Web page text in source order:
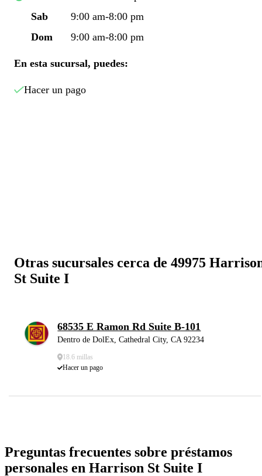
Sab
9:00 am-8:00 pm
Dom
9:00 am-8:00 pm
En esta sucursal, puedes:
Hacer un pago
Otras sucursales cerca de 49975
St Suite I
68535 E Ramon Rd Suite B-101
Dentro de DolEx, Cathedral City, CA 92234
18.6 millas
Hacer un pago
Preguntas frecuentes sobre préstamos
personales en Harrison St Suite I